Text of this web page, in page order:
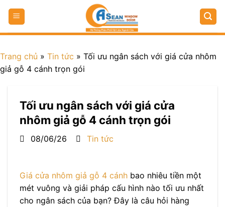
Trang chủ » Tin tức » Tối ưu ngân sách với giá cửa nhôm
giả gỗ 4 cánh trọn gói
Tối ưu ngân sách với giá cửa
nhôm giả gỗ 4 cánh trọn gói
08/06/26 Tin tức
Giá cửa nhôm giả gỗ 4 cánh bao nhiêu tiền một
mét vuông và giải pháp cấu hình nào tối ưu nhất
cho ngân sách của bạn? Đây là câu hỏi hàng